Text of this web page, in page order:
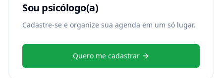
Sou psicólogo(a)
Cadastre-se e organize sua agenda em um só lugar.
Quero me cadastrar